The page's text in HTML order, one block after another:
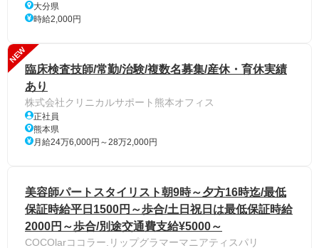
大分県
時給2,000円
NEW
臨床検査技師/常勤/治験/複数名募集/産休・育休実績
あり
株式会社クリニカルサポート熊本オフィス
正社員
熊本県
月給24万6,000円～28万2,000円
美容師パートスタイリスト朝9時～夕方16時迄/最低
保証時給平日1500円～歩合/土日祝日は最低保証時給
2000円～歩合/別途交通費支給¥5000～
COCOlarココラー.リップグラマーマニアティスパリ